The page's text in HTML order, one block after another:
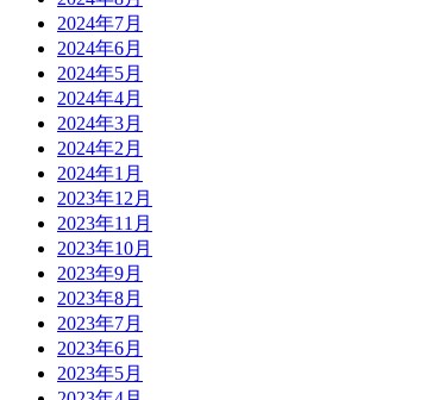
2024年7月
2024年6月
2024年5月
2024年4月
2024年3月
2024年2月
2024年1月
2023年12月
2023年11月
2023年10月
2023年9月
2023年8月
2023年7月
2023年6月
2023年5月